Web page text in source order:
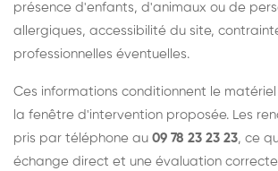
présence d'enfants, d'animaux ou de
allergiques, accessibilité du site,
professionnelles éventuelles.
Ces informations conditionnent le
la fenêtre d'intervention proposée. Les
pris par téléphone au 09 78 23 23 23, ce
échange direct et une évaluation